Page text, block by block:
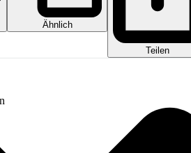
Ähnlich
Teilen